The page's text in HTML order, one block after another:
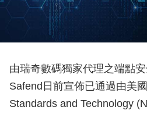
由瑞奇數碼獨家代理之端點
Safend日前宣佈已通過由美
Standards and Technology